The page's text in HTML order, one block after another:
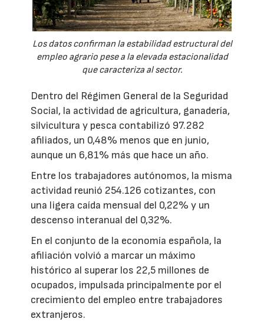
Los datos confirman la estabilidad estructural del
empleo agrario pese a la elevada estacionalidad
que caracteriza al sector.
Dentro del Régimen General de la Seguridad
Social, la actividad de agricultura, ganadería,
silvicultura y pesca contabilizó 97.282
afiliados, un 0,48% menos que en junio,
aunque un 6,81% más que hace un año.
Entre los trabajadores autónomos, la misma
actividad reunió 254.126 cotizantes, con
una ligera caída mensual del 0,22% y un
descenso interanual del 0,32%.
En el conjunto de la economía española, la
afiliación volvió a marcar un máximo
histórico al superar los 22,5 millones de
ocupados, impulsada principalmente por el
crecimiento del empleo entre trabajadores
extranjeros.